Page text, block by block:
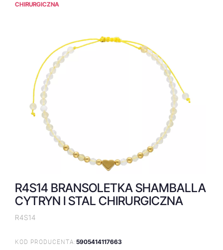
CHIRURGICZNA
R4S14 BRANSOLETKA SHAMBALLA
CYTRYN I STAL CHIRURGICZNA
R4S14
KOD PRODUCENTA:5905414117663